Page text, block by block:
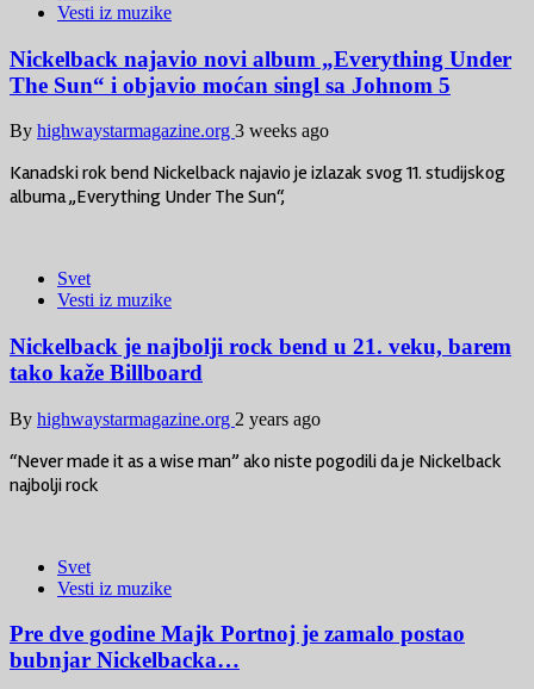
Vesti iz muzike
Nickelback najavio novi album „Everything Under
The Sun“ i objavio moćan singl sa Johnom 5
By highwaystarmagazine.org 3 weeks ago
Kanadski rok bend Nickelback najavio je izlazak svog 11. studijskog
albuma „Everything Under The Sun“,
Svet
Vesti iz muzike
Nickelback je najbolji rock bend u 21. veku, barem
tako kaže Billboard
By highwaystarmagazine.org 2 years ago
“Never made it as a wise man” ako niste pogodili da je Nickelback
najbolji rock
Svet
Vesti iz muzike
Pre dve godine Majk Portnoj je zamalo postao
bubnjar Nickelbacka…